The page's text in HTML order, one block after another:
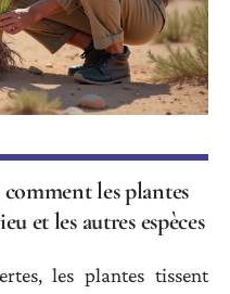
les plantes
et les autres espèces
les plantes tissent